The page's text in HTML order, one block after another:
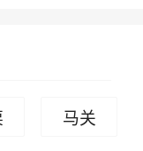
马关